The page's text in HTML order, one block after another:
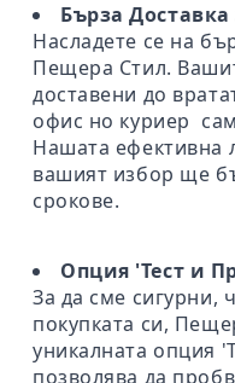
Бърза
Насладете се на
Пещера Стил.
доставени до
офис но куриер
Нашата ефективна
вашият избор ще
срокове.
Опция 'Тест и
За да сме сигурни,
покупката си,
уникалната опция
позволява да